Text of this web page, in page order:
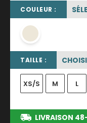
COULEUR :
TAILLE :
XS/S M L
LIVRAISON